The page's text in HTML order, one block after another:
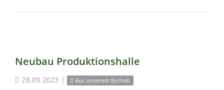
Neubau Produktionshalle
28.09.2023 | Aus unserem Betrieb